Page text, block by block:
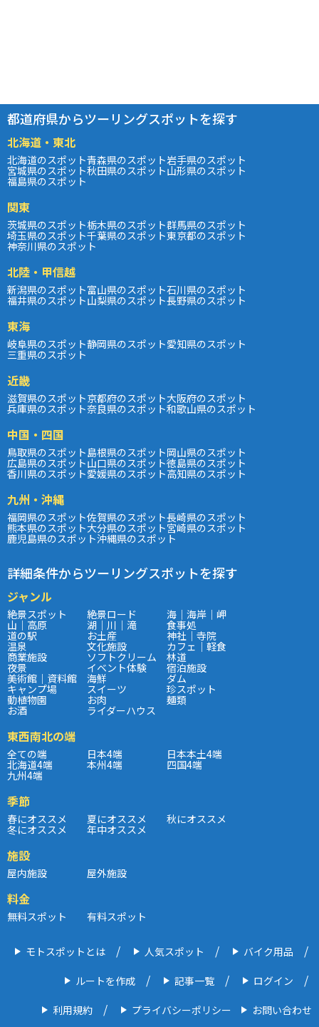
都道府県からツーリングスポットを探す
北海道・東北
北海道のスポット青森県のスポット岩手県のスポット
宮城県のスポット秋田県のスポット山形県のスポット
福島県のスポット
関東
茨城県のスポット栃木県のスポット群馬県のスポット
埼玉県のスポット千葉県のスポット東京都のスポット
神奈川県のスポット
北陸・甲信越
新潟県のスポット富山県のスポット石川県のスポット
福井県のスポット山梨県のスポット長野県のスポット
東海
岐阜県のスポット静岡県のスポット愛知県のスポット
三重県のスポット
近畿
滋賀県のスポット京都府のスポット大阪府のスポット
兵庫県のスポット奈良県のスポット和歌山県のスポット
中国・四国
鳥取県のスポット島根県のスポット岡山県のスポット
広島県のスポット山口県のスポット徳島県のスポット
香川県のスポット愛媛県のスポット高知県のスポット
九州・沖縄
福岡県のスポット佐賀県のスポット長崎県のスポット
熊本県のスポット大分県のスポット宮崎県のスポット
鹿児島県のスポット沖縄県のスポット
詳細条件からツーリングスポットを探す
ジャンル
絶景スポット 絶景ロード 海｜海岸｜岬
山｜高原 湖｜川｜滝 食事処
道の駅 お土産 神社｜寺院
温泉 文化施設 カフェ｜軽食
商業施設 ソフトクリーム 林道
夜景 イベント体験 宿泊施設
美術館｜資料館 海鮮 ダム
キャンプ場 スイーツ 珍スポット
動植物園 お肉 麺類
お酒 ライダーハウス
東西南北の端
全ての端 日本4端 日本本土4端
北海道4端 本州4端 四国4端
九州4端
季節
春にオススメ 夏にオススメ 秋にオススメ
冬にオススメ 年中オススメ
施設
屋内施設 屋外施設
料金
無料スポット 有料スポット
モトスポットとは 人気スポット バイク用品
ルートを作成 記事一覧 ログイン
利用規約 プライバシーポリシー お問い合わせ